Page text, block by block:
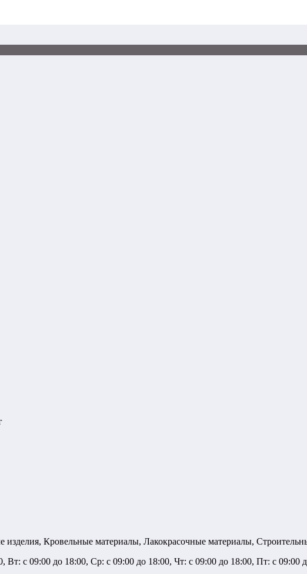
изделия, Кровельные материалы, Лакокрасочные материалы,
Вт: с 09:00 до 18:00, Ср: с 09:00 до 18:00, Чт: с 09:00 до 18:00, Пт: с